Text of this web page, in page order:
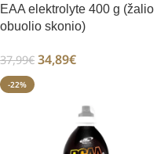
EAA elektrolyte 400 g (žalio
obuolio skonio)
37,99€ 34,89€
-22%